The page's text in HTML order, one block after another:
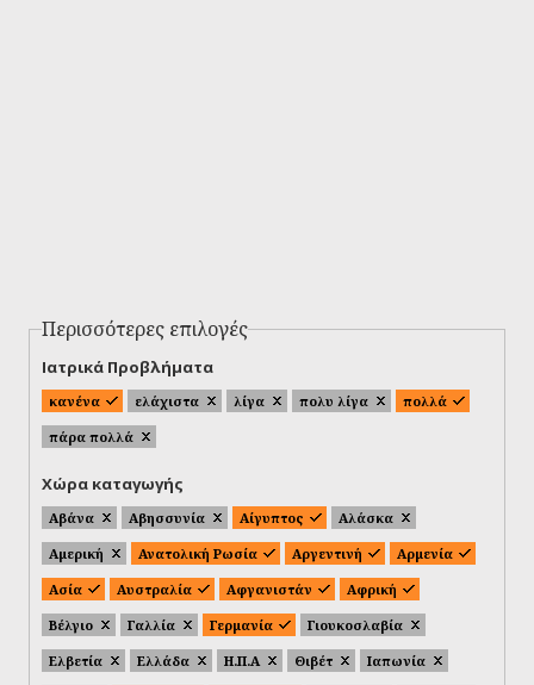
Περισσότερες επιλογές
Ιατρικά Προβλήματα
κανένα ελάχιστα λίγα πολυ λίγα
πολλά
πάρα πολλά
Χώρα καταγωγής
Αβάνα Αβησσυνία Αίγυπτος
Αλάσκα
Αμερική
Ανατολική Ρωσία Αργεντινή
Αρμενία
Ασία
Αυστραλία Αφγανιστάν
Αφρική
Βέλγιο
Γαλλία Γερμανία
Γιουκοσλαβία
Ελβετία
Ελλάδα Η.Π.Α Θιβέτ
Ιαπωνία